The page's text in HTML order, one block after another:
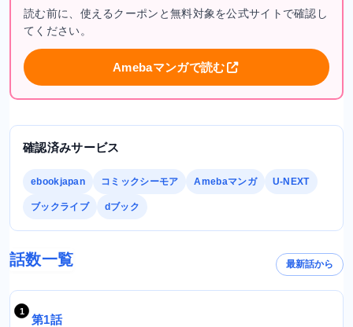
読む前に、使えるクーポンと無料対象を公式サイトで確認し
てください。
Amebaマンガで読む
確認済みサービス
ebookjapan コミックシーモア Amebaマンガ U-NEXT
ブックライブ dブック
話数一覧 最新話から
第1話